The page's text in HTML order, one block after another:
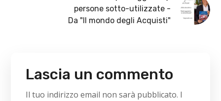
persone sotto-utilizzate -
Da "Il mondo degli Acquisti"
Lascia un commento
Il tuo indirizzo email non sarà pubblicato. I